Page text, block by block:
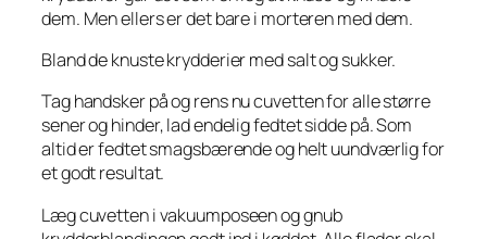
dem. Men ellers er det bare i morteren med dem.
Bland de knuste krydderier med salt og sukker.
Tag handsker på og rens nu cuvetten for alle større
sener og hinder, lad endelig fedtet sidde på. Som
altid er fedtet smagsbærende og helt uundværlig for
et godt resultat.
Læg cuvetten i vakuumposeen og gnub